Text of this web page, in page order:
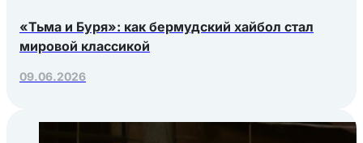
«Тьма и Буря»: как бермудский хайбол стал
мировой классикой
09.06.2026